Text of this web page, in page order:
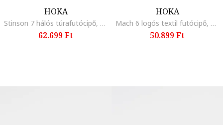
HOKA
Stinson 7 hálós túrafutócipő, Pasztellkék/Limezöld
62.699 Ft
HOKA
Mach 6 logós textil futócipő, Koptatott fekete
50.899 Ft